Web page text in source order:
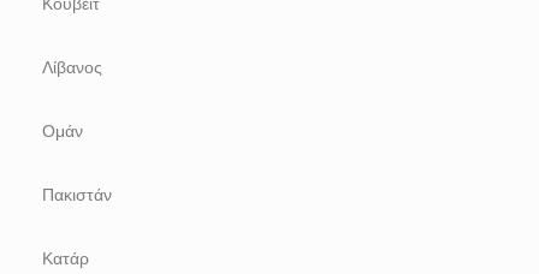
Λίβανος
Ομάν
Πακιστάν
Κατάρ